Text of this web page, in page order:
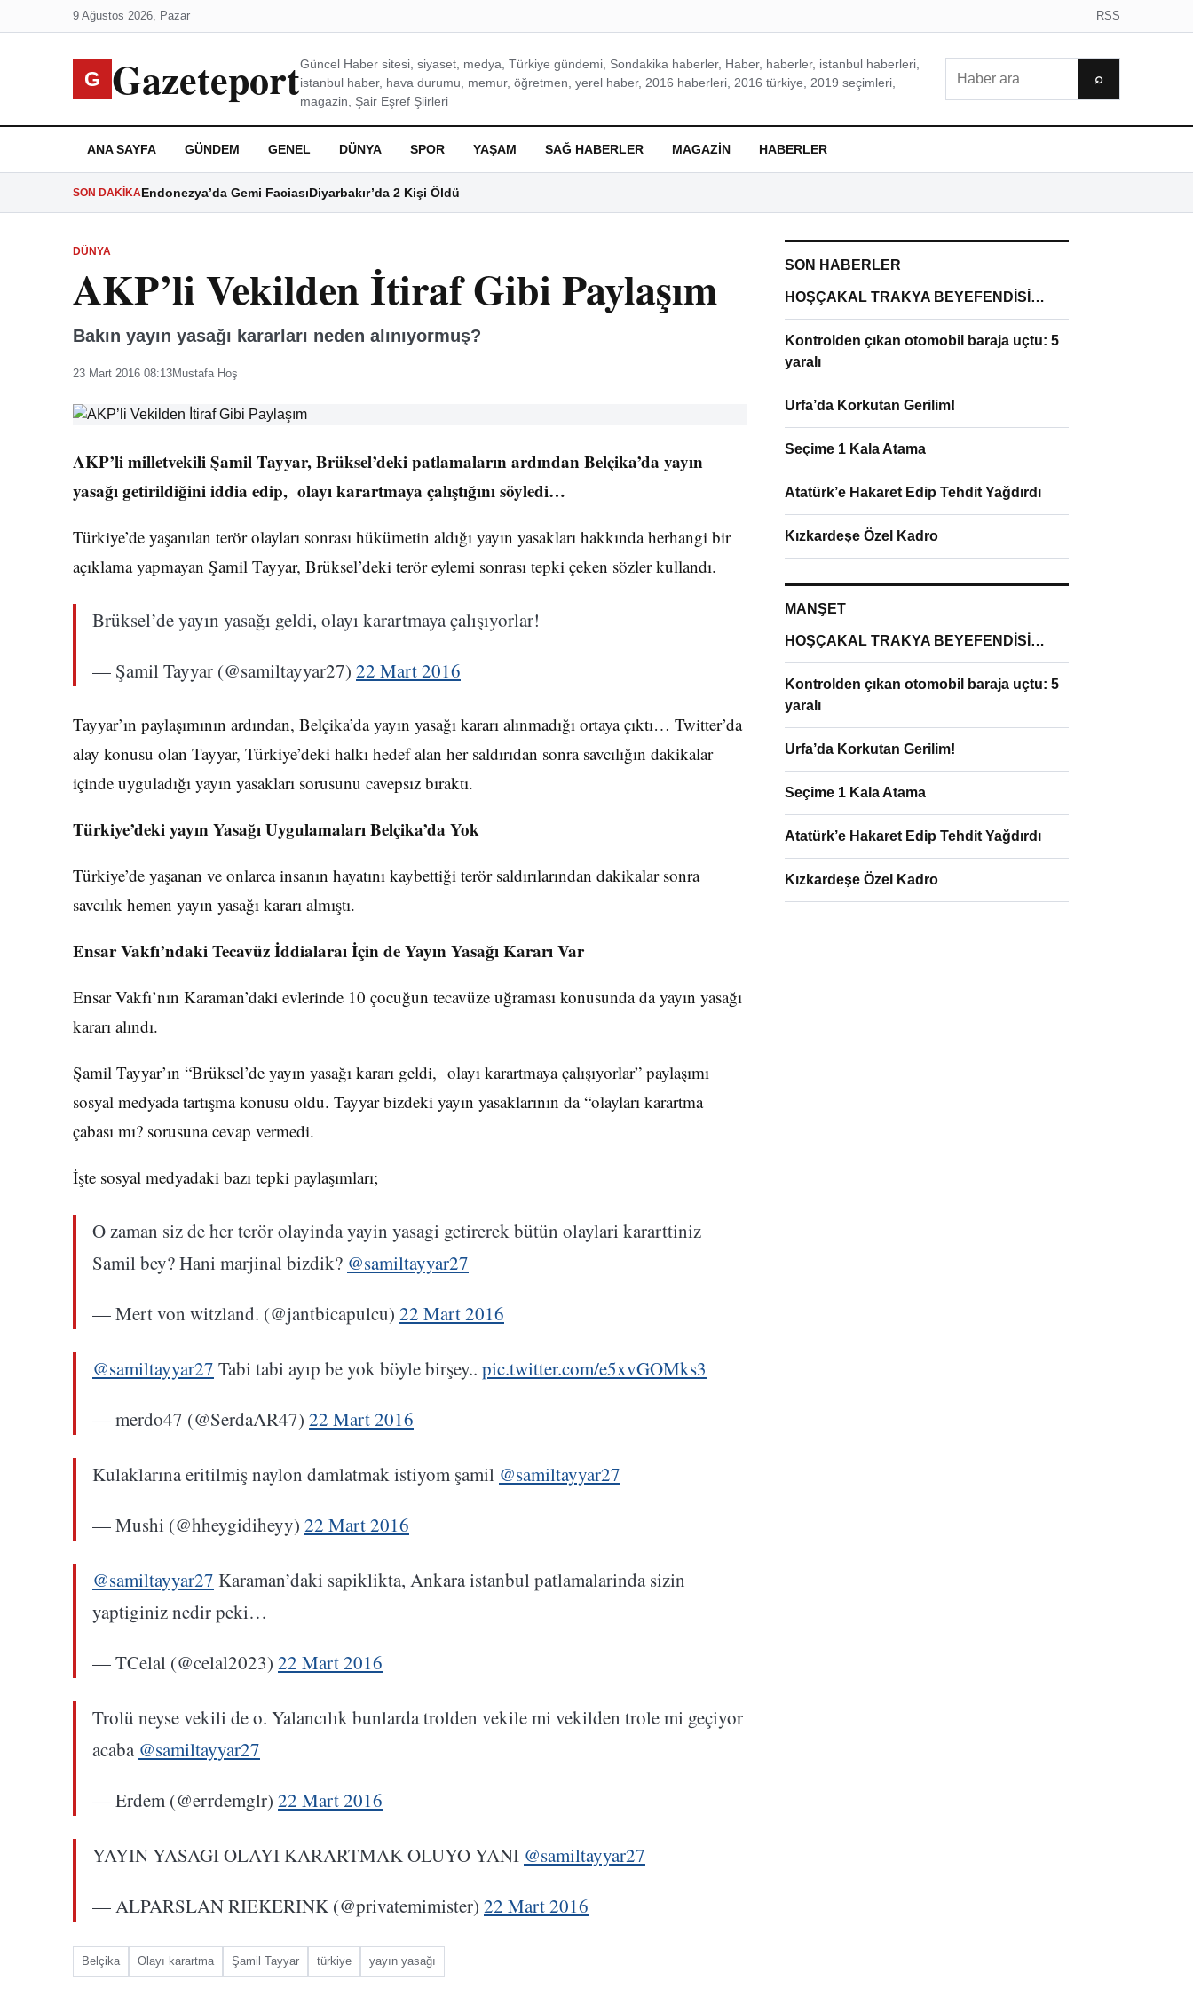
9 Ağustos 2026, Pazar RSS
G GazeteportGüncel Haber sitesi, siyaset, medya, Türkiye gündemi, Sondakika haberler, Haber, haberler, istanbul haberleri,
istanbul haber, hava durumu, memur, öğretmen, yerel haber, 2016 haberleri, 2016 türkiye, 2019 seçimleri,
magazin, Şair Eşref Şiirleri
⌕
ANA SAYFA GÜNDEM GENEL DÜNYA SPOR YAŞAM SAĞ HABERLER MAGAZIN HABERLER
SON DAKIKAEndonezya’da Gemi FaciasıDiyarbakır’da 2 Kişi Öldü
DÜNYA
AKP’li Vekilden İtiraf Gibi Paylaşım
Bakın yayın yasağı kararları neden alınıyormuş?
23 Mart 2016 08:13Mustafa Hoş
AKP’li milletvekili Şamil Tayyar, Brüksel’deki patlamaların ardından Belçika’da yayın
yasağı getirildiğini iddia edip, olayı karartmaya çalıştığını söyledi…
Türkiye’de yaşanılan terör olayları sonrası hükümetin aldığı yayın yasakları hakkında herhangi bir
açıklama yapmayan Şamil Tayyar, Brüksel’deki terör eylemi sonrası tepki çeken sözler kullandı.
Brüksel’de yayın yasağı geldi, olayı karartmaya çalışıyorlar!
— Şamil Tayyar (@samiltayyar27) 22 Mart 2016
Tayyar’ın paylaşımının ardından, Belçika’da yayın yasağı kararı alınmadığı ortaya çıktı… Twitter’da
alay konusu olan Tayyar, Türkiye’deki halkı hedef alan her saldırıdan sonra savcılığın dakikalar
içinde uyguladığı yayın yasakları sorusunu cavepsız bıraktı.
Türkiye’deki yayın Yasağı Uygulamaları Belçika’da Yok
Türkiye’de yaşanan ve onlarca insanın hayatını kaybettiği terör saldırılarından dakikalar sonra
savcılık hemen yayın yasağı kararı almıştı.
Ensar Vakfı’ndaki Tecavüz İddialaraı İçin de Yayın Yasağı Kararı Var
Ensar Vakfı’nın Karaman’daki evlerinde 10 çocuğun tecavüze uğraması konusunda da yayın yasağı
kararı alındı.
Şamil Tayyar’ın “Brüksel’de yayın yasağı kararı geldi, olayı karartmaya çalışıyorlar” paylaşımı
sosyal medyada tartışma konusu oldu. Tayyar bizdeki yayın yasaklarının da “olayları karartma
çabası mı? sorusuna cevap vermedi.
İşte sosyal medyadaki bazı tepki paylaşımları;
O zaman siz de her terör olayinda yayin yasagi getirerek bütün olaylari kararttiniz
Samil bey? Hani marjinal bizdik? @samiltayyar27
— Mert von witzland. (@jantbicapulcu) 22 Mart 2016
@samiltayyar27 Tabi tabi ayıp be yok böyle birşey.. pic.twitter.com/e5xvGOMks3
— merdo47 (@SerdaAR47) 22 Mart 2016
Kulaklarına eritilmiş naylon damlatmak istiyom şamil @samiltayyar27
— Mushi (@hheygidiheyy) 22 Mart 2016
@samiltayyar27 Karaman’daki sapiklikta, Ankara istanbul patlamalarinda sizin
yaptiginiz nedir peki…
— TCelal (@celal2023) 22 Mart 2016
Trolü neyse vekili de o. Yalancılık bunlarda trolden vekile mi vekilden trole mi geçiyor
acaba @samiltayyar27
— Erdem (@errdemglr) 22 Mart 2016
YAYIN YASAGI OLAYI KARARTMAK OLUYO YANI @samiltayyar27
— ALPARSLAN RIEKERINK (@privatemimister) 22 Mart 2016
Belçika Olayı karartma Şamil Tayyar türkiye yayın yasağı
SON HABERLER
HOŞÇAKAL TRAKYA BEYEFENDİSİ…
Kontrolden çıkan otomobil baraja uçtu: 5
yaralı
Urfa’da Korkutan Gerilim!
Seçime 1 Kala Atama
Atatürk’e Hakaret Edip Tehdit Yağdırdı
Kızkardeşe Özel Kadro
MANŞET
HOŞÇAKAL TRAKYA BEYEFENDİSİ…
Kontrolden çıkan otomobil baraja uçtu: 5
yaralı
Urfa’da Korkutan Gerilim!
Seçime 1 Kala Atama
Atatürk’e Hakaret Edip Tehdit Yağdırdı
Kızkardeşe Özel Kadro